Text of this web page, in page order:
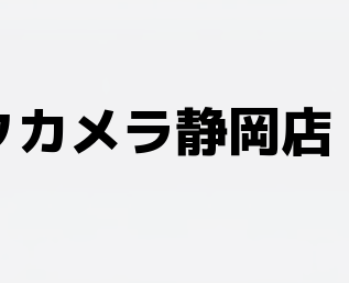
カメラ静岡